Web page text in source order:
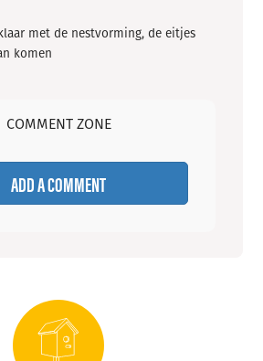
met de nestvorming, de eitjes
komen
COMMENT ZONE
ADD A COMMENT